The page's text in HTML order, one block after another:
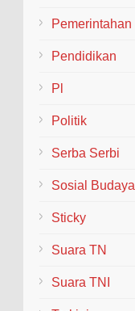
Pemerintahan
Pendidikan
Pl
Politik
Serba Serbi
Sosial Budaya
Sticky
Suara TN
Suara TNI